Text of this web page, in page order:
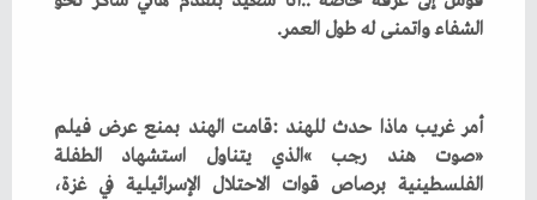
‬الشفاء‭ ‬واتمنى‭ ‬له‭ ‬طول‭ ‬العمر‭.‬